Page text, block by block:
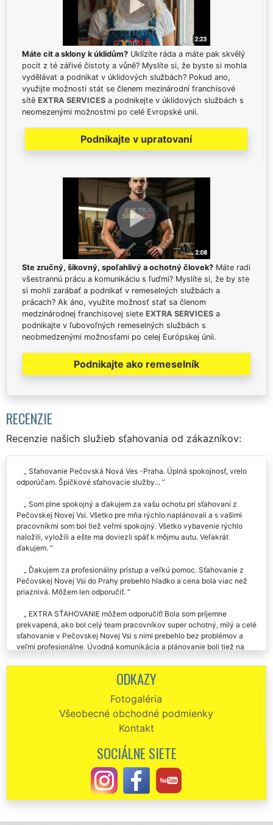
Máte cit a sklony k úklidům? Uklízíte ráda a máte pak skvělý
pocit z té zářivé čistoty a vůně? Myslíte si, že byste si mohla
vydělávat a podnikat v úklidových službách? Pokud ano,
využijte možnosti stát se členem mezinárodní franchisové
sítě EXTRA SERVICES a podnikejte v úklidových službách s
neomezenými možnostmi po celé Evropské unii.
Podnikajte v upratovaní
Ste zručný, šikovný, spoľahlivý a ochotný človek? Máte radi
všestrannú prácu a komunikáciu s ľuďmi? Myslíte si, že by ste
si mohli zarábať a podnikať v remeselných službách a
prácach? Ak áno, využite možnosť stať sa členom
medzinárodnej franchisovej siete EXTRA SERVICES a
podnikajte v ľubovoľných remeselných službách s
neobmedzenými možnosťami po celej Európskej únii.
Podnikajte ako remeselník
RECENZIE
Recenzie našich služieb sťahovania od zákazníkov:
Sťahovanie Pečovská Nová Ves -Praha. Úplná spokojnosť, vrelo
odporúčam. Špičkové sťahovacie služby...
Som plne spokojný a ďakujem za vašu ochotu pri sťahovaní z
Pečovskej Novej Vsi. Všetko pre mňa rýchlo naplánovali a s vašimi
pracovníkmi som bol tiež veľmi spokojný. Všetko vybavenie rýchlo
naložili, vyložili a ešte ma doviezli späť k môjmu autu. Veľakrát
ďakujem.
Ďakujem za profesionálny prístup a veľkú pomoc. Sťahovanie z
Pečovskej Novej Vsi do Prahy prebehlo hladko a cena bola viac než
priaznivá. Môžem len odporučiť.
EXTRA SŤAHOVANIE môžem odporučiť! Bola som príjemne
prekvapená, ako bol celý team pracovníkov super ochotný, milý a celé
sťahovanie v Pečovskej Novej Vsi s nimi prebehlo bez problémov a
veľmi profesionálne. Úvodná komunikácia a plánovanie boli tiež na
Ďakujem veľmi pekne za skvelý prístup a odvedenú prácu pri
dohovorili a deň sťahovania už prebiehal veľmi rýchlo. Pracovníci
všetko starostlivo balili do fólie a s nábytkom manipulovali naozaj
opatrne, takže nikde žiadne škrabance. Všetko teda bolo odsťahované
bez problémov, páni sú milí a v novom byte mi pomohli rozmiestniť
väčšie kusy nábytku, ako som si priala.
Sťahovanie z Pečovskej Novej Vsi. Milí, ochotní ústretoví. Super
servis i cena. Ďakujem a odporúčam.
Precízni, slušní, milí a veľmi ochotní. Skutočne môžem vrelo
službu tejto spoločnosti EXTRA SŤAHOVANIE. Ich prístup k práci
ODKAZY
Fotogaléria
Všeobecné obchodné podmienky
Kontakt
SOCIÁLNE SIETE